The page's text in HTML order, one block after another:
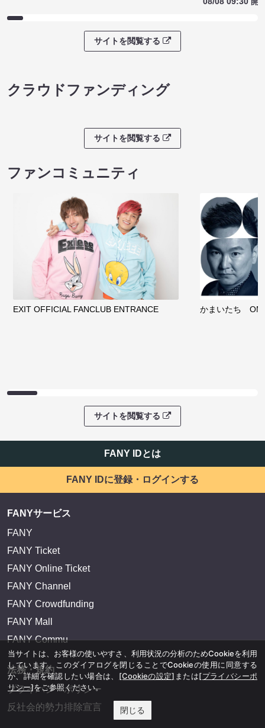
サイトを閲覧する
クラウドファンディング
サイトを閲覧する
ファンコミュニティ
EXIT OFFICIAL FANCLUB ENTRANCE かまいたち
サイトを閲覧する
FANY IDとは
FANY IDに登録・ログインする
FANYサービス
FANY
FANY Ticket
FANY Online Ticket
FANY Channel
FANY Crowdfunding
FANY Mall
FANY Commu
法務・規約
プライバシーポリシー
反社会的勢力排除宣言
当サイトは、お客様の使いやすさ、利用状況の分析のためCookieを利用
しています。このダイアログを閉じることでCookieの使用に同意する
か、詳細を確認したい場合は、 [Cookieの設定] または[プライバシーポ
リシー]をご参照ください。
閉じる